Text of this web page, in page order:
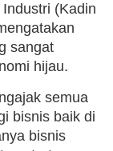
(Kadin
sangat
hijau.
semua
bisnis baik di
bisnis